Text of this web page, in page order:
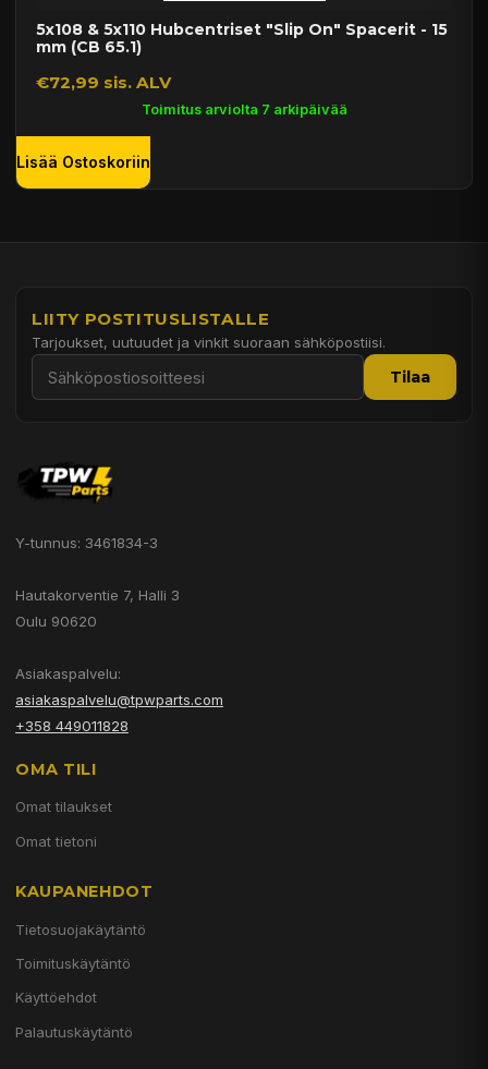
5x108 & 5x110 Hubcentriset "Slip On" Spacerit - 15
mm (CB 65.1)
€72,99 sis. ALV
Toimitus arviolta 7 arkipäivää
Lisää Ostoskoriin
LIITY POSTITUSLISTALLE
Tarjoukset, uutuudet ja vinkit suoraan sähköpostiisi.
Tilaa
Y-tunnus: 3461834-3
Hautakorventie 7, Halli 3
Oulu 90620
Asiakaspalvelu:
asiakaspalvelu@tpwparts.com
+358 449011828
OMA TILI
Omat tilaukset
Omat tietoni
KAUPANEHDOT
Tietosuojakäytäntö
Toimituskäytäntö
Käyttöehdot
Palautuskäytäntö